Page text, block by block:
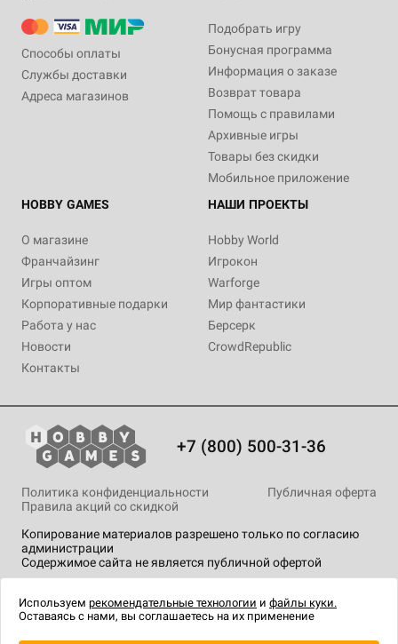
Способы оплаты
Службы доставки
Адреса магазинов
Подобрать игру
Бонусная программа
Информация о заказе
Возврат товара
Помощь с правилами
Архивные игры
Товары без скидки
Мобильное приложение
HOBBY GAMES
О магазине
Франчайзинг
Игры оптом
Корпоративные подарки
Работа у нас
Новости
Контакты
НАШИ ПРОЕКТЫ
Hobby World
Игрокон
Warforge
Мир фантастики
Берсерк
CrowdRepublic
+7 (800) 500-31-36
Копирование материалов разрешено только по согласию
администрации
Содержимое сайта не является публичной офертой
Политика конфиденциальности
Публичная оферта
Правила акций со скидкой
технологии .
Используем рекомендательные технологии и файлы куки.
Оставаясь с нами, вы соглашаетесь на их применение